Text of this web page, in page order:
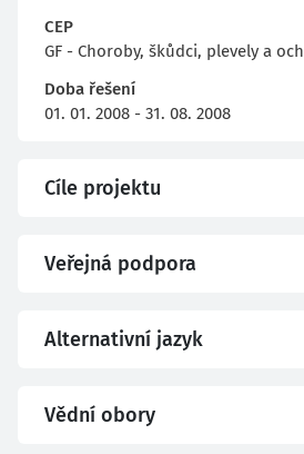
CEP
GF - Choroby, škůdci, plevely a
Doba řešení
01. 01. 2008 - 31. 08. 2008
Cíle projektu
Veřejná podpora
Alternativní jazyk
Vědní obory